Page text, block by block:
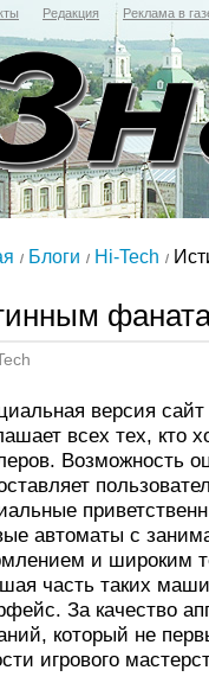
Редакция Реклама в
Блоги Hi-Tech
версия
всех тех, кто
Возможность
автоматы с
и широким
часть таких
За качество
который не
игрового